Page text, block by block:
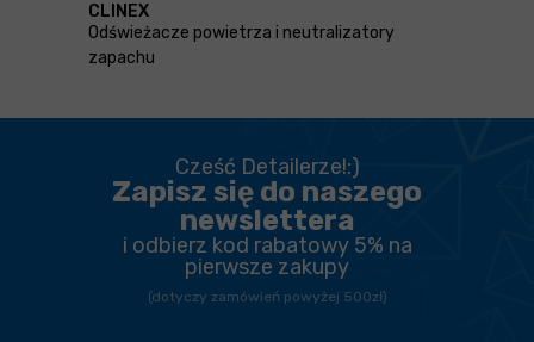
CLINEX
Odświeżacze powietrza i neutralizatory
zapachu
Cześć Detailerze!:)
Zapisz się do naszego
newslettera
i odbierz kod rabatowy 5% na
pierwsze zakupy
(dotyczy zamówień powyżej 500zł)